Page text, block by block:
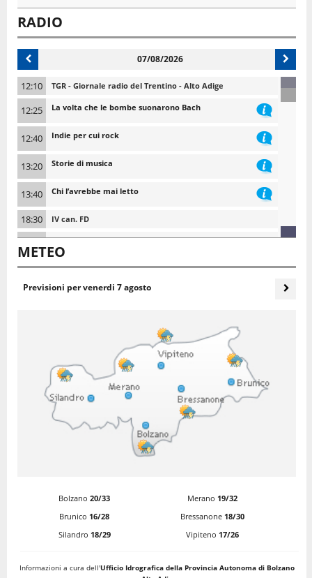
RADIO
07/08/2026
12:10 TGR - Giornale radio del Trentino - Alto Adige
12:25 La volta che le bombe suonarono Bach
12:40 Indie per cui rock
13:20 Storie di musica
13:40 Chi l’avrebbe mai letto
18:30 IV can. FD
18:45 TGR - Giornale Radio del Trentino - Alto Adige
METEO
Previsioni pervenerdi 7 agosto
Bolzano20/33 Merano 19/32
Brunico 16/28 Bressanone 18/30
Silandro 18/29 Vipiteno 17/26
Informazioni a cura dell'Ufficio Idrografica della Provincia Autonoma di Bolzano